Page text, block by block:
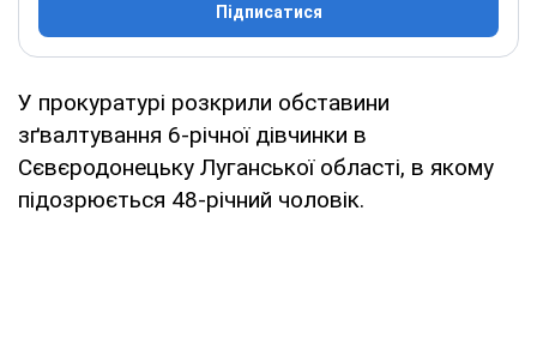
Підписатися
У прокуратурі розкрили обставини
зґвалтування 6-річної дівчинки в
Сєвєродонецьку Луганської області, в якому
підозрюється 48-річний чоловік.